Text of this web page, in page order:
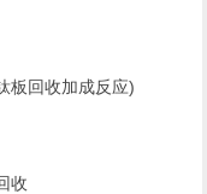
板回收加成反应)
收